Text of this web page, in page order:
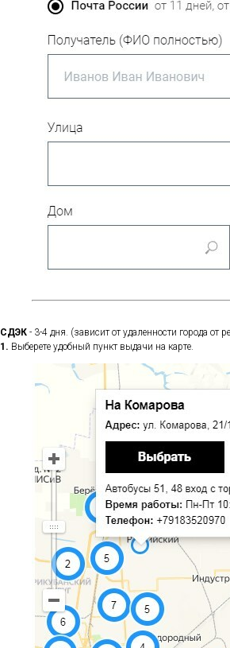
СДЭК - 3-4 дня. (зависит от удаленности города от
1. Выберете удобный пункт выдачи на карте.